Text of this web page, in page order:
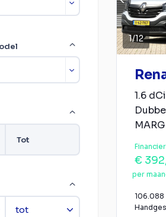
Tot
1/12
1.6
€
per
106.088